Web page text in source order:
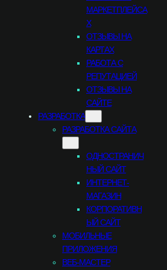
МАРКЕТПЛЕЙСА
Х
ОТЗЫВЫ НА
КАРТАХ
РАБОТА С
РЕПУТАЦИЕЙ
ОТЗЫВЫ НА
САЙТЕ
РАЗРАБОТКА
РАЗРАБОТКА САЙТА
ОДНОСТРАНИЧ
НЫЙ САЙТ
ИНТЕРНЕТ-
МАГАЗИН
КОРПОРАТИВН
ЫЙ САЙТ
МОБИЛЬНЫЕ
ПРИЛОЖЕНИЯ
ВЕБ-МАСТЕР